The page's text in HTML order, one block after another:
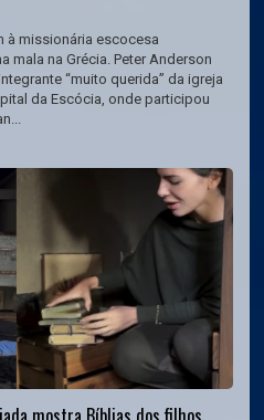
à missionária escocesa
mala na Grécia. Peter Anderson
“muito querida” da igreja
da Escócia, onde participou